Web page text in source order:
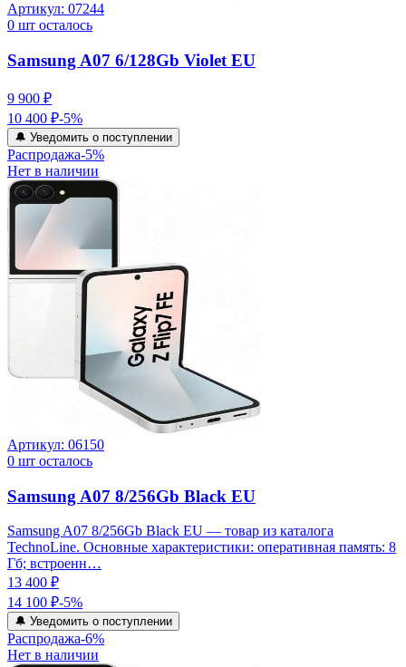
Артикул: 07244
0 шт осталось
Samsung A07 6/128Gb Violet EU
9 900 ₽
10 400 ₽-5%
🔔 Уведомить о поступлении
Распродажа-5%
Нет в наличии
Артикул: 06150
0 шт осталось
Samsung A07 8/256Gb Black EU
Samsung A07 8/256Gb Black EU — товар из каталога
TechnoLine. Основные характеристики: оперативная память: 8
Гб; встроенн…
13 400 ₽
14 100 ₽-5%
🔔 Уведомить о поступлении
Распродажа-6%
Нет в наличии